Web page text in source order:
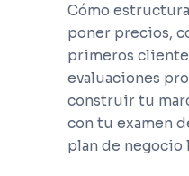
Cómo
poner precios,
primeros
evaluaciones
construir tu
con tu examen
plan de negocio